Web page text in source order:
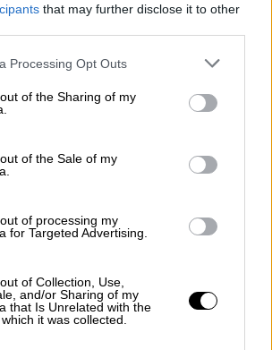
that may further disclose it to other
website/app uses one or more Google
visit or usage behaviour. You may click to
to Google and its third-party tags to
specified purposes in below Google
Processing Opt Outs
of the Sharing of my
of the Sale of my
of processing my
for Targeted Advertising.
of Collection, Use,
and/or Sharing of my
that Is Unrelated with the
it was collected.
κατηγορία ότι είχε
κακοποίηση της βαφτισιμιάς
από δύο άλλες κατηγορίες
ανηλίκων σε σεξουαλική
εισαγγελείς
ο Kelly, 56 ετών, άξιζε 25
επιπλέον της
ποινής του, επικαλούμενοι